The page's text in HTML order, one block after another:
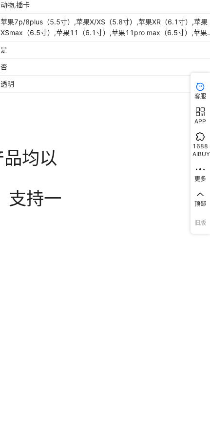
动物,插卡
苹果7p/8plus（5.5寸）,苹果X/XS（5.8寸）,苹果XR（6.1寸）,苹果
XSmax（6.5寸）,苹果11（6.1寸）,苹果11pro max（6.5寸）,苹果
13（6.1寸）,苹果13pro（6.1寸）,苹果13pro max（6.7寸）,苹果
14（6.1寸）,苹果14pro（6.1寸）,苹果14plus（6.7寸）,苹果14pro
max（6.7寸）,苹果15（6.1寸）,苹果15pro（6.1寸）,苹果15plus
寸）,苹果15pro max（6.7寸）
是
否
透明
客服
APP
1688
AIBUY
更多
顶部
旧版